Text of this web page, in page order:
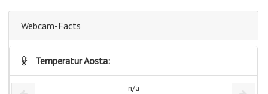
Webcam-Facts
Temperatur Aosta:
n/a